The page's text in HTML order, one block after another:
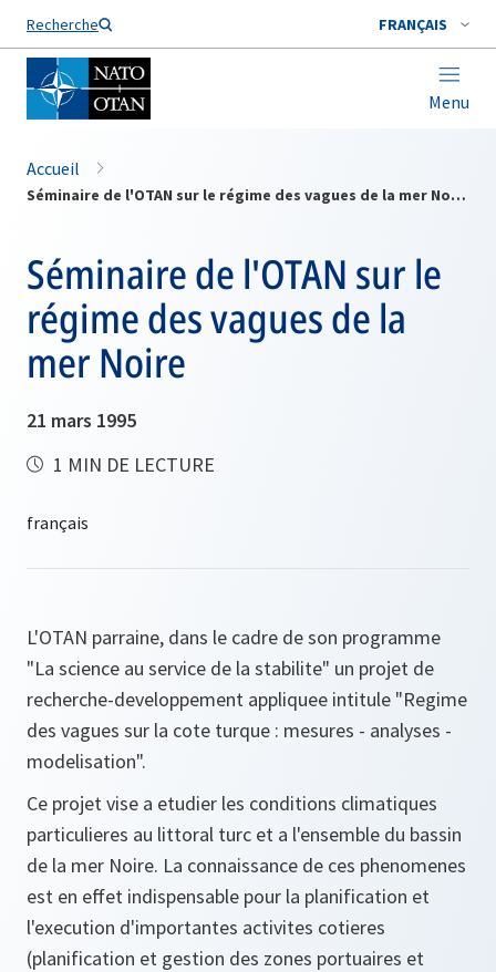
Recherche FRANÇAIS
Menu
Nom de famille*
Accueil
Séminaire de l'OTAN sur le régime des vagues de la mer Noire
Séminaire de l'OTAN sur le
régime des vagues de la
mer Noire
21 mars 1995
1 MIN DE LECTURE
L'OTAN parraine, dans le cadre de son programme
"La science au service de la stabilite" un projet de
recherche-developpement appliquee intitule "Regime
des vagues sur la cote turque : mesures - analyses -
modelisation".
Ce projet vise a etudier les conditions climatiques
particulieres au littoral turc et a l'ensemble du bassin
de la mer Noire. La connaissance de ces phenomenes
est en effet indispensable pour la planification et
l'execution d'importantes activites cotieres
(planification et gestion des zones portuaires et